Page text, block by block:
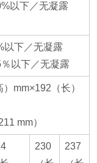
以下／无凝露
下／无凝露
以下／无凝露
mm×192（长）
mm）
230
237